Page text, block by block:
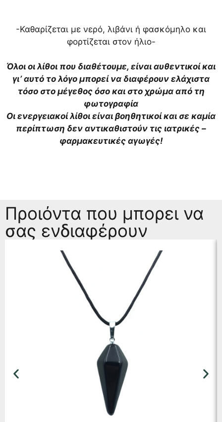
-Καθαρίζεται με νερό, λιβάνι ή φασκόμηλο και
φορτίζεται στον ήλιο-
Όλοι οι λίθοι που διαθέτουμε, είναι αυθεντικοί και
γι’ αυτό το λόγο μπορεί να διαφέρουν ελάχιστα
τόσο στο μέγεθος όσο και στο χρώμα από τη
φωτογραφία
Οι ενεργειακοί λίθοι είναι βοηθητικοί και σε καμία
περίπτωση δεν αντικαθιστούν τις ιατρικές –
φαρμακευτικές αγωγές!
Προιόντα που μπορει να
σας ενδιαφέρουν